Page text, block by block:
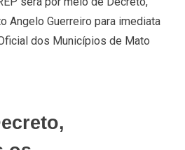
Angelo Guerreiro para imediata
dos Municípios de Mato